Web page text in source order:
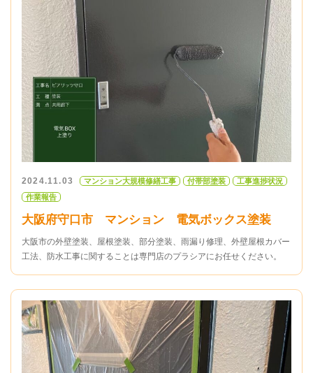
2024.11.03 マンション大規模修繕工事 付帯部塗装
工事進捗状況
作業報告
大阪府守口市 マンション 電気ボックス塗装
大阪市の外壁塗装、屋根塗装、部分塗装、雨漏り修理、外壁屋根カバー
工法、防水工事に関することは専門店のプラシアにお任せください。